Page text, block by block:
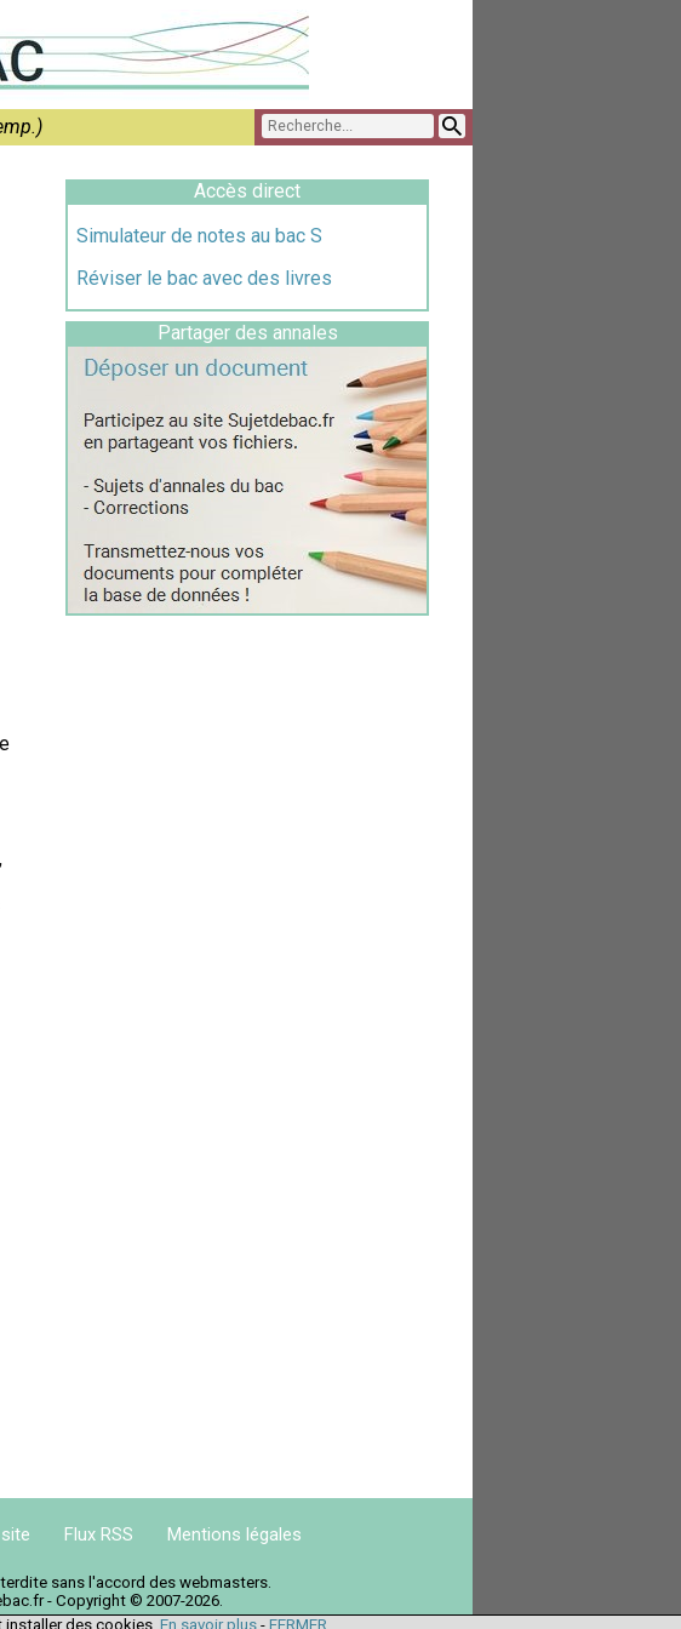
Accès direct
Simulateur de notes au bac S
Réviser le bac avec des livres
Partager des annales
Flux RSS Mentions légales
sans l'accord des webmasters.
- Copyright © 2007-2026.
des cookies. En savoir plus- FERMER